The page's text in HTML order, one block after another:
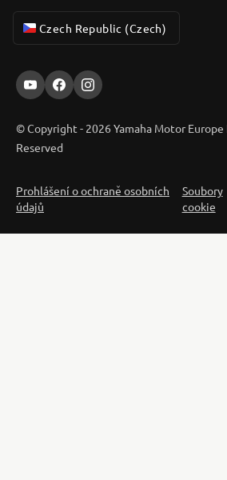
Czech Republic (Czech)
© Copyright - 2026 Yamaha Motor Europe
Reserved
Prohlášení o ochraně osobních
údajů
Soubory
cookie